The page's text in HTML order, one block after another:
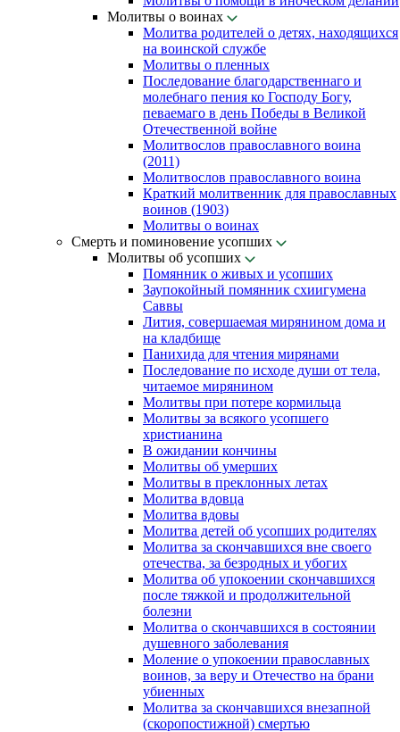
Молитвы о воинах
Молитва родителей о детях, находящихся
на воинской службе
Молитвы о пленных
Последование благодарственнаго и
молебнаго пения ко Господу Богу,
певаемаго в день Победы в Великой
Отечественной войне
Молитвослов православного воина
(2011)
Молитвослов православного воина
Краткий молитвенник для православных
воинов (1903)
Молитвы о воинах
Смерть и поминовение усопших
Молитвы об усопших
Помянник о живых и усопших
Заупокойный помянник схиигумена
Саввы
Лития, совершаемая мирянином дома и
на кладбище
Панихида для чтения мирянами
Последование по исходе души от тела,
читаемое мирянином
Молитвы при потере кормильца
Молитвы за всякого усопшего
христианина
В ожидании кончины
Молитвы об умерших
Молитвы в преклонных летах
Молитва вдовца
Молитва вдовы
Молитва детей об усопших родителях
Молитва за скончавшихся вне своего
отечества, за безродных и убогих
Молитва об упокоении скончавшихся
после тяжкой и продолжительной
болезни
Молитва о скончавшихся в состоянии
душевного заболевания
Моление о упокоении православных
воинов, за веру и Отечество на брани
убиенных
Молитва за скончавшихся внезапной
(скоропостижной) смертью